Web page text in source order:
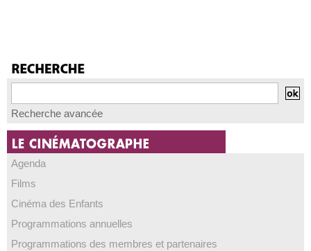
Recherche avancée
Agenda
Films
Cinéma des Enfants
Programmations annuelles
Programmations des membres et partenaires